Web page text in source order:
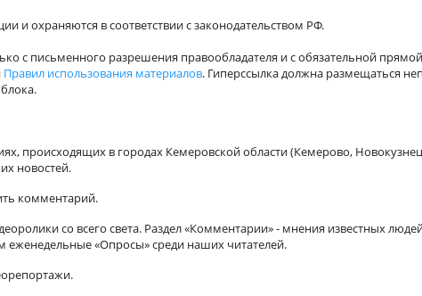
и охраняются в соответствии с законодательством РФ.
с письменного разрешения правообладателя и с обязательной
Правил использования материалов. Гиперссылка должна размещаться
происходящих в городах Кемеровской области (Кемерово,
новостей.
комментарий.
со всего света. Раздел «Комментарии» - мнения известных
еженедельные «Опросы» среди наших читателей.